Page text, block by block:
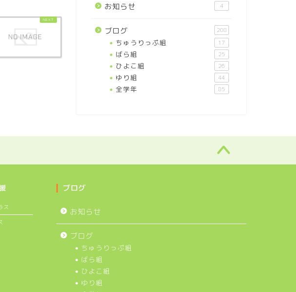
お知らせ 4
ブログ 208
ちゅうりっぷ組 17
ばら組 25
ひよこ組 26
ゆり組 44
全学年 85
ス
ブログ
お知らせ
ブログ
ちゅうりっぷ組
ばら組
ひよこ組
ゆり組